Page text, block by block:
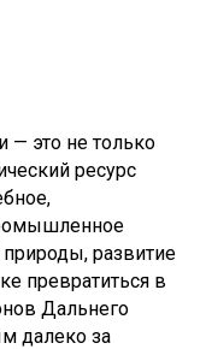
— это не только
ресурс
развитие
превратиться в
Дальнего
далеко за